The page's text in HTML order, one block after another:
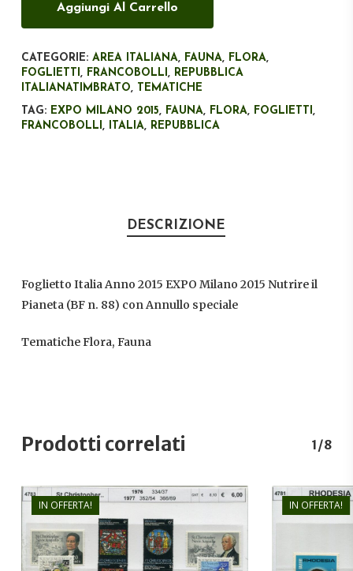
Aggiungi Al Carrello
CATEGORIE: AREA ITALIANA, FAUNA, FLORA,
FOGLIETTI , FRANCOBOLLI , REPUBBLICA
ITALIANATIMBRATO,
TEMATICHE
TAG: EXPO MILANO 2015, FAUNA, FLORA, FOGLIETTI ,
FRANCOBOLLI , ITALIA, REPUBBLICA
DESCRIZIONE
Foglietto Italia Anno 2015 EXPO Milano 2015 Nutrire il
Pianeta (BF n. 88) con Annullo speciale
Tematiche Flora, Fauna
Prodotti correlati 1/8
IN OFFERTA!
€5,00
€3,80
IN OFFERTA!